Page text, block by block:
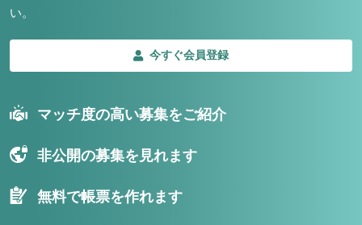
い。
今すぐ会員登録
マッチ度の高い募集をご紹介
非公開の募集を見れます
無料で帳票を作れます